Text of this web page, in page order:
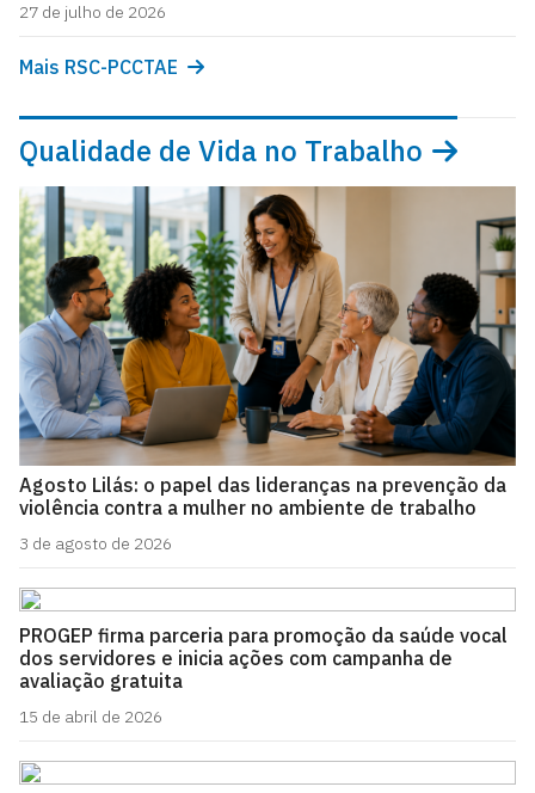
27 de julho de 2026
Mais RSC-PCCTAE
Qualidade de Vida no Trabalho
Agosto Lilás: o papel das lideranças na prevenção da
violência contra a mulher no ambiente de trabalho
3 de agosto de 2026
PROGEP firma parceria para promoção da saúde vocal
dos servidores e inicia ações com campanha de
avaliação gratuita
15 de abril de 2026